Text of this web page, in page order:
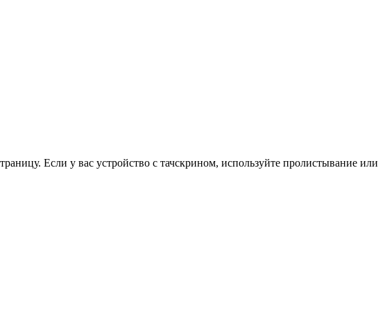
Если у вас устройство с тачскрином, используйте пролистывание или